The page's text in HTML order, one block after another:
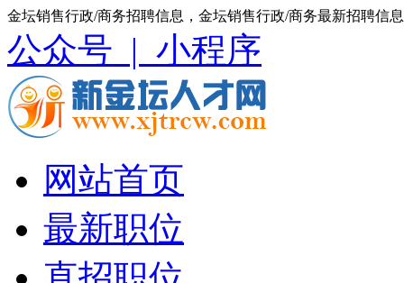
金坛销售行政/商务招聘信息，金坛销售行政/商务最新招聘信息
公众号 | 小程序
网站首页
最新职位